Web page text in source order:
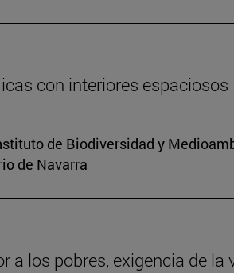
con interiores espaciosos
de Biodiversidad y
de Navarra
a los pobres, exigencia de la